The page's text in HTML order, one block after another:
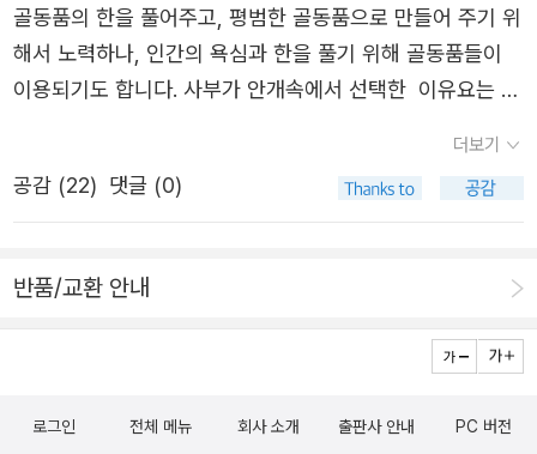
과 가정폭력, 학교폭력 모두가 현실에서도 쉽게 벌어지는 일
들로 단순 장르소설이 아닌 사회문제에 대해 생각할 수 있는
소설이였고 이런 문제들을 소설속에서는 어떻게 풀어나갈
과 용기를 선물해준 오래된 추억상자를 꺼내며 과거를 회상
무리 버려도 흡연실 혹은 김규리의 근처로 되돌아왔고 그때
다.-P.50📖 그것은 꺄르르 웃으며 허공을 향해 갔다. 공중에
화려한 장식을 두른 둥그런 거울이 떠 있었다. 거울 속에서
가느다란 팔이 뻗어 나와 흰덩어리를 감싸 안았다.-P.102📖
골동품의 한을 풀어주고, 평범한 골동품으로 만들어 주기 위
해서 노력하나, 인간의 욕심과 한을 풀기 위해 골동품들이
이용되기도 합니다. 사부가 안개속에서 선택한 이유요는 동
이가 또 나오는 이야기가 펼쳐질지 기대가 됩니다.'달이 그림
자에 가려졌다고, 사라진게 아니구나.'
더보기
공감 (22) 댓글 (0)
반품/교환 안내
로그인 전체 메뉴 회사 소개 출판사 안내 PC 버전